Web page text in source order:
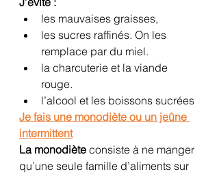
les mauvaises graisses,
les sucres raffinés. On les
remplace par du miel.
la charcuterie et la viande
rouge.
l’alcool et les boissons sucrées
Je fais une monodiète ou un jeûne
intermittent
La monodiète consiste à ne manger
qu’une seule famille d’aliments sur